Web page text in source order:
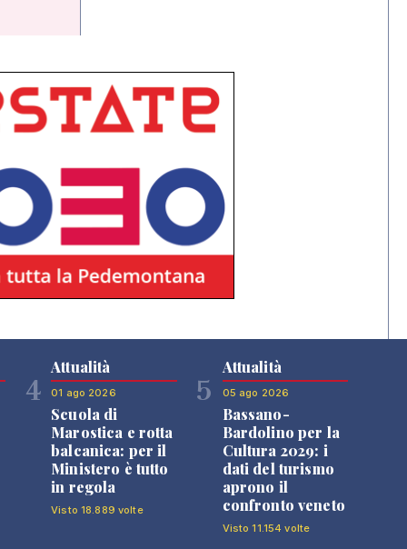
4
Attualità
01 ago 2026
Scuola di
Marostica e rotta
balcanica: per il
Ministero è tutto
in regola
Visto 18.889 volte
5
Attualità
05 ago 2026
Bassano-
Bardolino per la
Cultura 2029: i
dati del turismo
aprono il
confronto veneto
Visto 11.154 volte